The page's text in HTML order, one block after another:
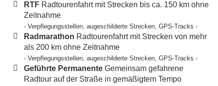
RTF Radtourenfahrt mit Strecken bis ca. 150 km ohne
Zeitnahme
- Verpflegungsstellen, augeschilderte Strecken, GPS-Tracks -
Radmarathon Radtourenfahrt mit Strecken von mehr
als 200 km ohne Zeitnahme
- Verpflegungsstellen, augeschilderte Strecken, GPS-Tracks -
Geführte Permanente Gemeinsam gefahrene
Radtour auf der Straße in gemäßigtem Tempo